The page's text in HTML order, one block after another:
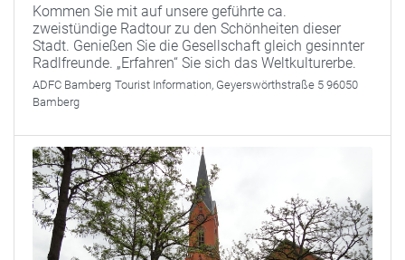
Kommen Sie mit auf unsere geführte ca.
zweistündige Radtour zu den Schönheiten dieser
Stadt. Genießen Sie die Gesellschaft gleich gesinnter
Radlfreunde. „Erfahren“ Sie sich das Weltkulturerbe.
ADFC Bamberg Tourist Information, Geyerswörthstraße 5 96050
Bamberg